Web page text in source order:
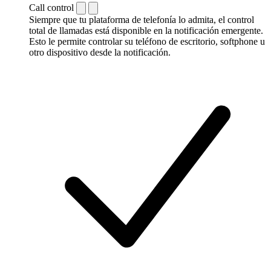
Call control
Siempre que tu plataforma de telefonía lo admita, el control
total de llamadas está disponible en la notificación emergente.
Esto le permite controlar su teléfono de escritorio, softphone u
otro dispositivo desde la notificación.